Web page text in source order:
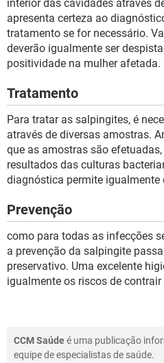
interior das cavidades através
apresenta certeza ao
tratamento se for necessário.
deverão igualmente ser
positividade na mulher afetada.
Tratamento
Para tratar as salpingites, é
através de diversas amostras.
que as amostras são
resultados das culturas
diagnóstica permite igualmente
Prevenção
como para todas as infecções
a prevenção da salpingite
preservativo. Uma excelente
igualmente os riscos de contrair
CCM Saúdeé uma publicação
equipe de especialistas de saúde.